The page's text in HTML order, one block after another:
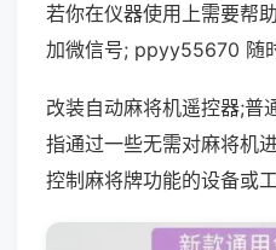
若你在仪器使用上需要帮
加微信号; ppyy55670 随
改装自动麻将机遥控器;普
指通过一些无需对麻将机
控制麻将牌功能的设备或工